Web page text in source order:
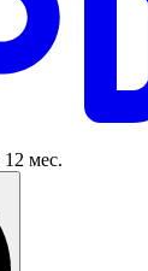
12 мес.